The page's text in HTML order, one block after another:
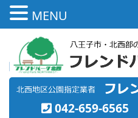
042-659-6565
MENU